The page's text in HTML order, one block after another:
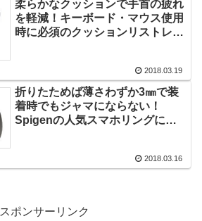
柔らかなクッションで手首の疲れ
を軽減！キーボード・マウス使用
時に必須のクッションリストレス
2018.03.19
折りたためば薄さわずか3㎜で装
着時でもジャマにならない！
Spigenの人気スマホリングに新
2018.03.16
スポンサーリンク